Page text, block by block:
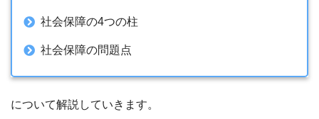
社会保障の4つの柱
社会保障の問題点
について解説していきます。